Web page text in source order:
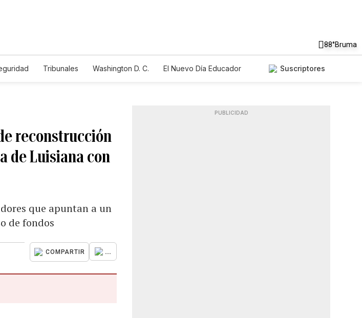
88°Bruma
Tribunales Washington D. C.
El Nuevo Día Educador
Suscriptores
reconstrucción
de Luisiana con
que apuntan a un
de fondos
COMPARTIR ...
PUBLICIDAD